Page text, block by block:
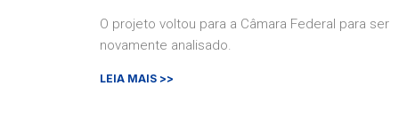
O projeto voltou para a Câmara Federal para ser
novamente analisado.
LEIA MAIS >>